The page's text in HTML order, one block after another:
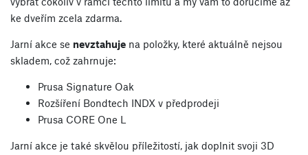
ke dveřím zcela zdarma.
Jarní akce se nevztahuje na položky, které aktuálně nejsou
skladem, což zahrnuje:
Prusa Signature Oak
Rozšíření Bondtech INDX v předprodeji
Prusa CORE One L
Jarní akce je také skvělou příležitostí, jak doplnit svoji 3D